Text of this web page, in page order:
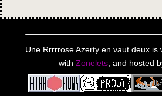
Une Rrrrrose Azerty en vaut deux is
with Zonelets , and hosted